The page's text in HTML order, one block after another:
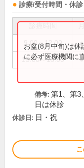
診療/受付時間・休診
9:00～12:00 ●
15:00～18:00 ●
お盆(8月中旬)は休
に必ず医療機関に
備考: 第1、第3
日は休診
休診日: 日・祝